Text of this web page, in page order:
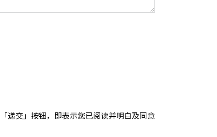
递交」按钮，即表示您已阅读并明白及同意